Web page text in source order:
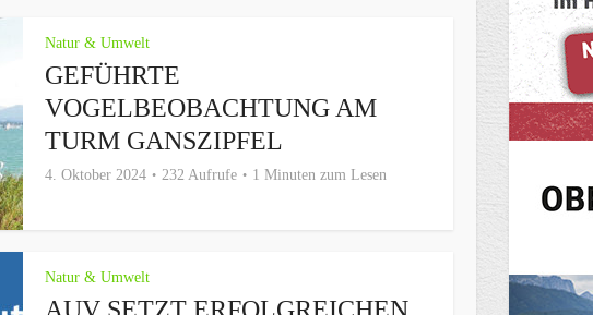
Natur & Umwelt
GEFÜHRTE
VOGELBEOBACHTUNG AM
TURM GANSZIPFEL
4. Oktober 2024 232 Aufrufe 1 Minuten zum Lesen
Natur & Umwelt